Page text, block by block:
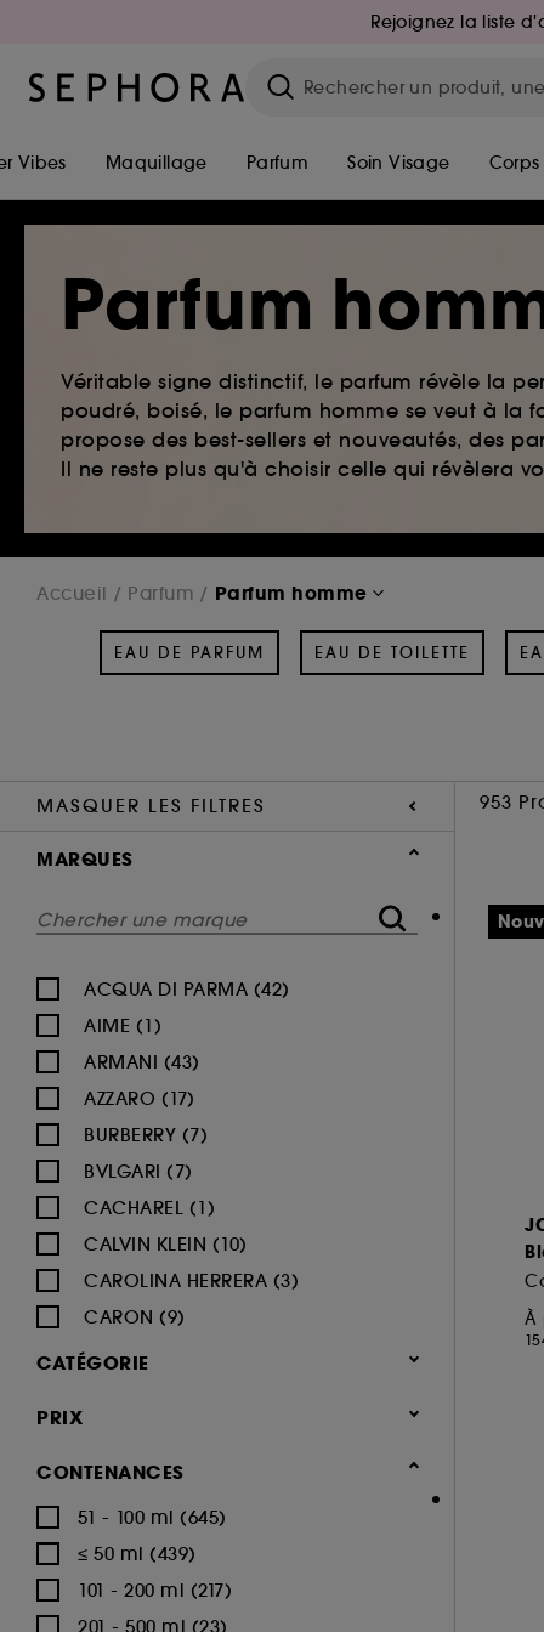
Rejoignez la liste
Vibes Maquillage Parfum Soin Visage Corps
Parfum
Véritable signe distinctif, le parfum révèle la
poudré, boisé, le parfum homme se veut à la
propose des best-sellers et nouveautés, des
Il ne reste plus qu'à choisir celle qui révèlera
Accueil Parfum Parfum homme
EAU DE PARFUM EAU DE TOILETTE
MASQUER LES FILTRES 953
MARQUES
ACQUA DI PARMA (42)
AIME (1)
ARMANI (43)
AZZARO (17)
BURBERRY (7)
BVLGARI (7)
CACHAREL (1)
CALVIN KLEIN (10)
CAROLINA HERRERA (3)
CARON (9)
CARTIER (12)
CHARLOTTE TILBURY (1)
CATÉGORIE
Parfum
Eau de parfum (452)
Eau de toilette (264)
Eau de cologne (42)
Déodorants (47)
PRIX
CONTENANCES
51 - 100 ml (645)
≤ 50 ml (439)
101 - 200 ml (217)
201 - 500 ml (23)
À